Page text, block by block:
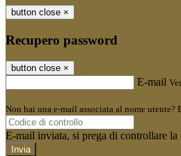
button close ×
Recupero password
button close ×
E-mail
Non hai una e-mail associata al nome
E-mail inviata, si prega di controllare la